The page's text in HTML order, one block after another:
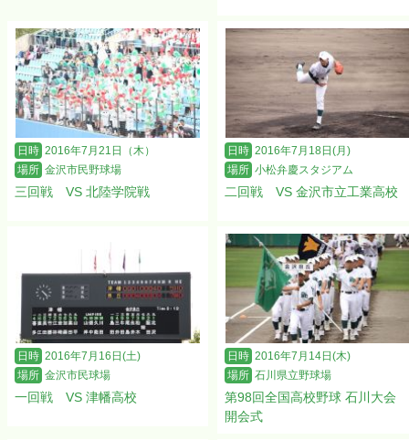
日時 2016年7月21日（木）
場所 金沢市民野球場
三回戦 VS 北陸学院戦
日時 2016年7月18日(月)
場所 小松弁慶スタジアム
二回戦 VS 金沢市立工業高校
日時 2016年7月16日(土)
場所 金沢市民球場
一回戦 VS 津幡高校
日時 2016年7月14日(木)
場所 石川県立野球場
第98回全国高校野球 石川大会
開会式